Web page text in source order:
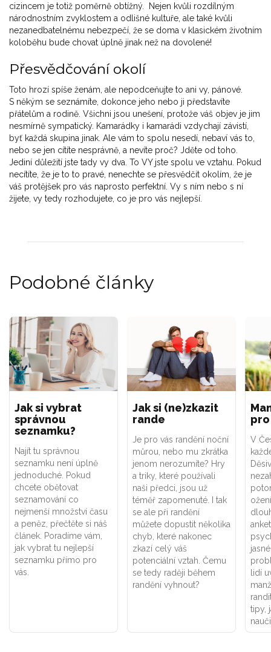
cizincem je totiž poměrně obtížný. Nejen kvůli rozdílným
národnostním zvyklostem a odlišné kultuře, ale také kvůli
nezanedbatelnému nebezpečí, že se doma v klasickém životním
koloběhu bude chovat úplně jinak než na dovolené!
Přesvědčování okolí
Toto hrozí spíše ženám, ale nepodceňujte to ani vy, pánové.
S někým se seznámíte, dokonce jeho nebo ji představíte
přátelům a rodině. Všichni jsou unešení, protože váš objev je jim
nesmírně sympatický. Kamarádky i kamarádi vzdychají závistí,
byť každá skupina jinak. Ale vám to spolu nesedí, nebaví vás to,
nebo se jen cítíte nesprávně, a nevíte proč? Jděte od toho.
Jediní důležití jste tady vy dva. To VY jste spolu ve vztahu. Pokud
necítíte, že je to to pravé, nenechte se přesvědčit okolím, že je
váš protějšek pro vás naprosto perfektní. Vy s ním nebo s ní
žijete, vy tedy rozhodujete, co je pro vás nejlepší.
Podobné články
Jak si vybrat
správnou
seznamku?
Najít tu správnou
seznamku není úplně
jednoduché. Pokud
chcete obětovat
seznamování co
nejmenší množství času
a peněz, přečtěte si náš
článek. Poradíme vám,
jak vybrat tu nejlepší
seznamku přímo pro
vás.
Jak si (ne)zkazit
rande
Je pro vás randění noční
můrou, nebo mu zkrátka
jenom nerozumíte? Hry
a triky, které používali
naši předci, jsou už
téměř zapomenuté. I tak
se ale při randění
můžete dopustit několika
chyb, které nakonec
zkazí celý váš
potenciální vztah. Čemu
se tedy raději během
randění vyhnout?
V
lidí
tipy,